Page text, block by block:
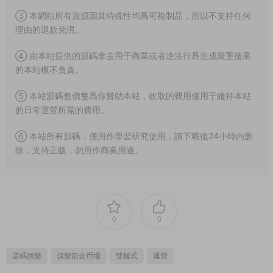
③ 本網站所有資源因其特殊性均爲可複制品，所以不支持任何
理由的退款兌現。
④ 由本站提供的源碼拿去用于商業或者違法行爲造成嚴重後果
的本站概不負責。
⑤ 本站源碼售價隻爲你贊助本站，收取的費用僅用于維持本站
的日常運營所需的費用。
⑥ 本站所有源碼，僅用作學習研究使用，請下載後24小時内删
除，支持正版，勿用作商業用途。
0 0
雲碼娛樂 俱樂部金币場 雙模式 運營